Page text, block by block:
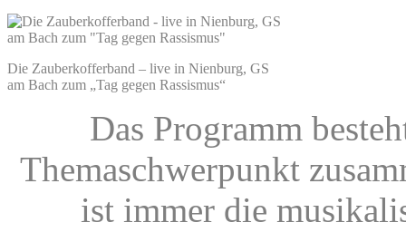
Die Zauberkofferband – live in Nienburg, GS
am Bach zum „Tag gegen Rassismus“
Das Programm
Themaschwerpunkt
ist immer die